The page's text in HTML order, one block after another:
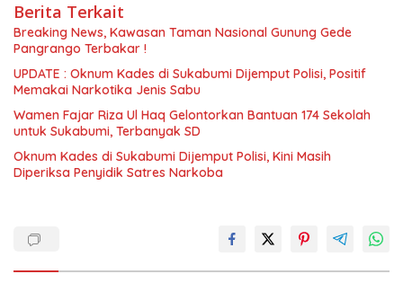
Berita Terkait
Breaking News, Kawasan Taman Nasional Gunung Gede
Pangrango Terbakar !
UPDATE : Oknum Kades di Sukabumi Dijemput Polisi, Positif
Memakai Narkotika Jenis Sabu
Wamen Fajar Riza Ul Haq Gelontorkan Bantuan 174 Sekolah
untuk Sukabumi, Terbanyak SD
Oknum Kades di Sukabumi Dijemput Polisi, Kini Masih
Diperiksa Penyidik Satres Narkoba